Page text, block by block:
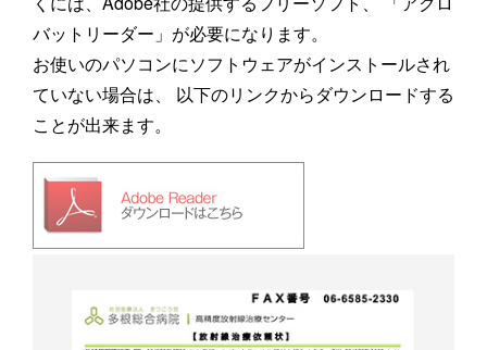
バットリーダー」が必要になります。
お使いのパソコンにソフトウェアがインストールされ
ていない場合は、 以下のリンクからダウンロードする
ことが出来ます。